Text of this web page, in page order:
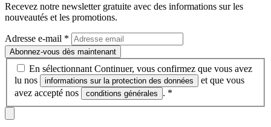
Recevez notre newsletter gratuite avec des informations sur les
nouveautés et les promotions.
Adresse e-mail *
Abonnez-vous dès maintenant
En sélectionnant Continuer, vous confirmez que vous avez
lu nos
informations sur la protection des données
et que vous
avez accepté nos
conditions générales . *